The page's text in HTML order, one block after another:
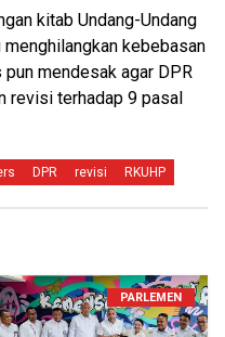
kitab Undang-Undang
kebebasan
mendesak agar DPR
revisi terhadap 9 pasal
DPR revisi RKUHP
PARLEMEN